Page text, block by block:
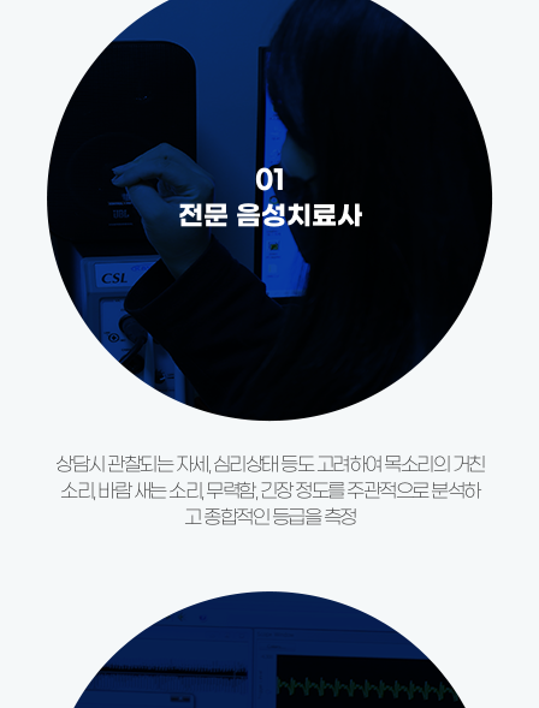
01
전문 음성치료사
상담시 관찰되는 자세, 심리상태 등도 고려하여 목소리의 거친
소리, 바람 새는 소리, 무력함, 긴장 정도를 주관적으로 분석하
고 종합적인 등급을 측정